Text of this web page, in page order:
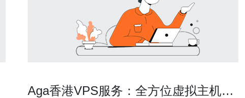
Aga香港VPS服务：全方位虚拟主机解